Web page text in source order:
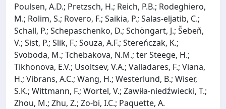
Poulsen, A.D.; Pretzsch, H.; Reich, P.B.; Rodeghiero,
M.; Rolim, S.; Rovero, F.; Saikia, P.; Salas‐eljatib, C.;
Schall, P.; Schepaschenko, D.; Schöngart, J.; Šebeň,
V.; Sist, P.; Slik, F.; Souza, A.F.; Stereńczak, K.;
Svoboda, M.; Tchebakova, N.M.; ter Steege, H.;
Tikhonova, E.V.; Usoltsev, V.A.; Valladares, F.; Viana,
H.; Vibrans, A.C.; Wang, H.; Westerlund, B.; Wiser,
S.K.; Wittmann, F.; Wortel, V.; Zawiła‐niedźwiecki, T.;
Zhou, M.; Zhu, Z.; Zo‐bi, I.C.; Paquette, A.